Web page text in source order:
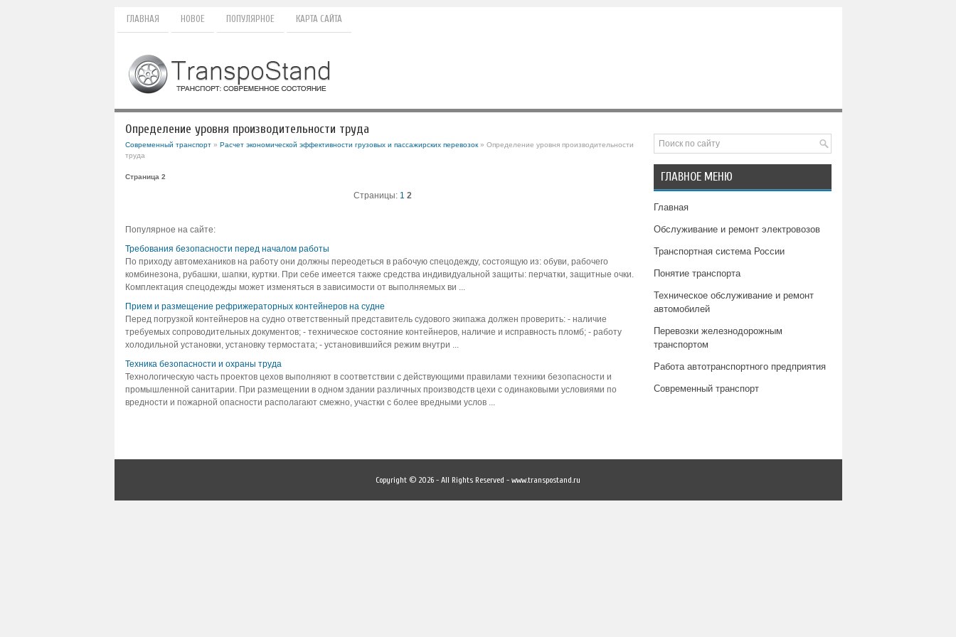
ГЛАВНАЯ НОВОЕ ПОПУЛЯРНОЕ КАРТА САЙТА
Определение уровня производительности труда
Современный транспорт» Расчет экономической эффективности грузовых и пассажирских перевозок» Определение уровня производительности
труда
Страница 2
Страницы: 1 2
Популярное на сайте:
Требования безопасности перед началом работы
По приходу автомехаников на работу они должны переодеться в рабочую спецодежду, состоящую из: обуви, рабочего
комбинезона, рубашки, шапки, куртки. При себе имеется также средства индивидуальной защиты: перчатки, защитные очки.
Комплектация спецодежды может изменяться в зависимости от выполняемых ви ...
Прием и размещение рефрижераторных контейнеров на судне
Перед погрузкой контейнеров на судно ответственный представитель судового экипажа должен проверить: - наличие
требуемых сопроводительных документов; - техническое состояние контейнеров, наличие и исправность пломб; - работу
холодильной установки, установку термостата; - установившийся режим внутри ...
Техника безопасности и охраны труда
Технологическую часть проектов цехов выполняют в соответствии с действующими правилами техники безопасности и
промышленной санитарии. При размещении в одном здании различных производств цехи с одинаковыми условиями по
вредности и пожарной опасности располагают смежно, участки с более вредными услов ...
ГЛАВНОЕ МЕНЮ
Главная
Обслуживание и ремонт электровозов
Транспортная система России
Понятие транспорта
Техническое обслуживание и ремонт
автомобилей
Перевозки железнодорожным
транспортом
Работа автотранспортного предприятия
Современный транспорт
Copyright © 2026 - All Rights Reserved - www.transpostand.ru